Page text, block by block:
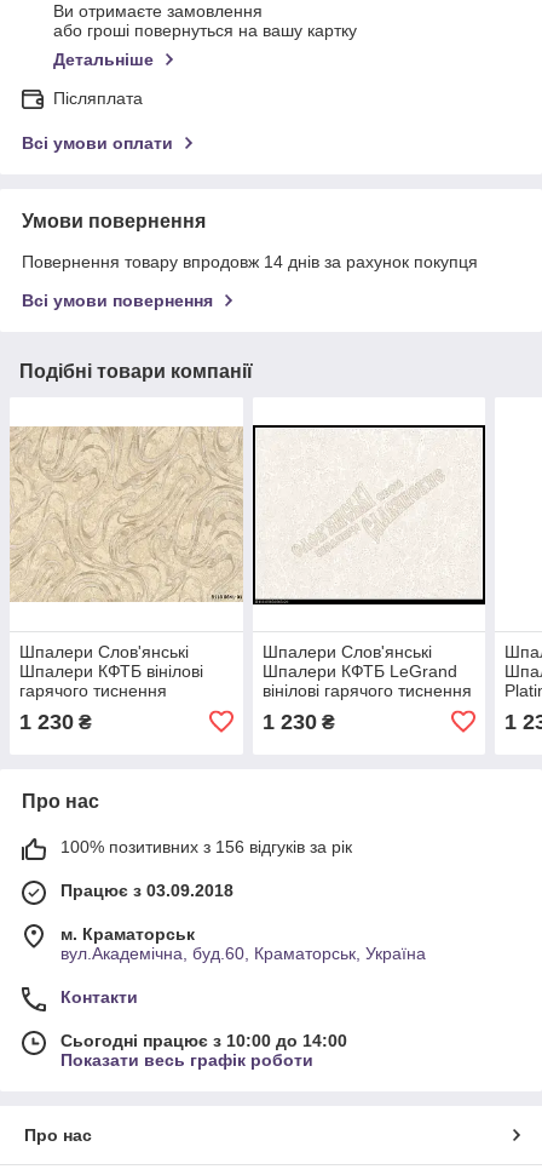
Ви отримаєте замовлення
або гроші повернуться на вашу картку
Детальніше
Післяплата
Всі умови оплати
Умови повернення
Повернення товару впродовж 14 днів за рахунок покупця
Всі умови повернення
Подібні товари компанії
Шпалери Слов'янські
Шпалери КФТБ вінілові
гарячого тиснення
9В118 Марина 8641-01
1 230 ₴
Шпалери Слов'янські
Шпалери КФТБ LeGrand
вінілові гарячого тиснення
9В118 Персія 2 8565-06
1 230₴ 1
Про нас
100% позитивних з 156 відгуків за рік
Працює з 03.09.2018
м. Краматорськ
вул.Академічна, буд.60, Краматорськ, Україна
Контакти
Сьогодні працює з 10:00 до 14:00
Показати весь графік роботи
Про нас